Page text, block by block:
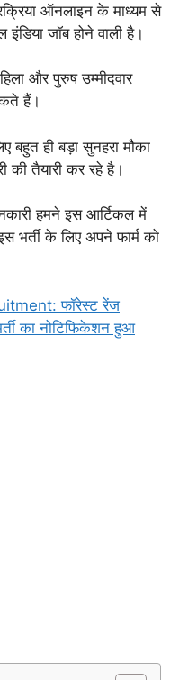
ऑनलाइन के माध्यम से
जॉब होने वाली है।
और पुरुष उम्मीदवार
हैं।
बहुत ही बड़ा सुनहरा मौका
की तैयारी कर रहे है।
हमने इस आर्टिकल में
के लिए अपने फार्म को
फॉरेस्ट रेंज
का नोटिफिकेशन हुआ